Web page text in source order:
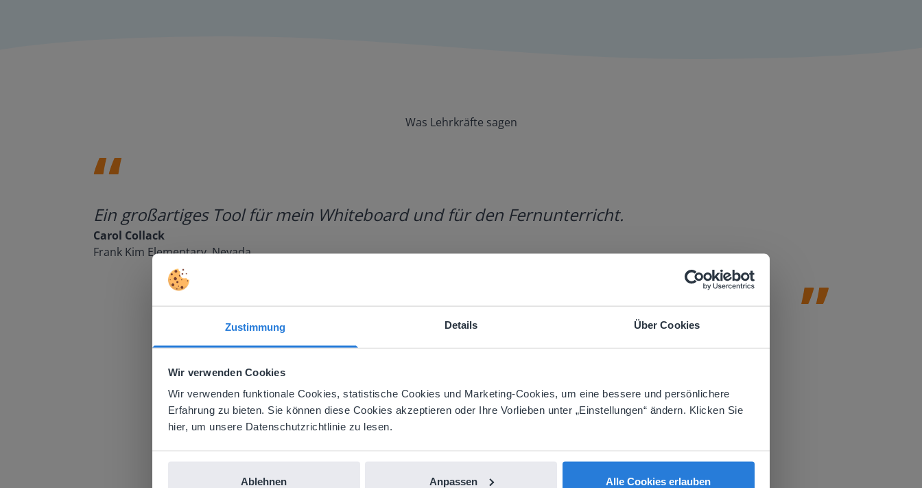
Zustimmung Details Über Cookies
Wir verwenden Cookies
Wir verwenden funktionale Cookies, statistische Cookies und Marketing-Cookies, um eine bessere und persönlichere
Erfahrung zu bieten. Sie können diese Cookies akzeptieren oder Ihre Vorlieben unter „Einstellungen“ ändern. Klicken Sie
hier, um unsere Datenschutzrichtlinie zu lesen.
Ablehnen Anpassen Alle Cookies erlauben
Was Lehrkräfte sagen
Ein großartiges Tool für mein Whiteboard und für den Fernunterricht.
Carol Collack
Frank Kim Elementary, Nevada
This website doesn't match your location
Based on your location, we think you might prefer to visit our English website.
There you'll find regional content and pricing.
English
Deutsch